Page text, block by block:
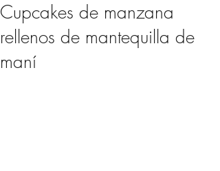
Cupcakes de manzana
rellenos de mantequilla de
maní